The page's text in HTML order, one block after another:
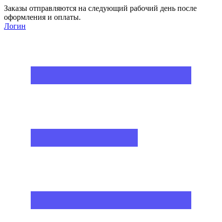
Заказы отправляются на следующий рабочий день после
оформления и оплаты.
Логин